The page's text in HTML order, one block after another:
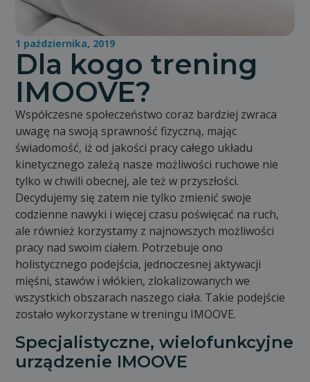
1 października, 2019
Dla kogo trening
IMOOVE?
Współczesne społeczeństwo coraz bardziej zwraca
uwagę na swoją sprawność fizyczną, mając
świadomość, iż od jakości pracy całego układu
kinetycznego zależą nasze możliwości ruchowe nie
tylko w chwili obecnej, ale też w przyszłości.
Decydujemy się zatem nie tylko zmienić swoje
codzienne nawyki i więcej czasu poświęcać na ruch,
ale również korzystamy z najnowszych możliwości
pracy nad swoim ciałem. Potrzebuje ono
holistycznego podejścia, jednoczesnej aktywacji
mięśni, stawów i włókien, zlokalizowanych we
wszystkich obszarach naszego ciała. Takie podejście
zostało wykorzystane w treningu IMOOVE.
Specjalistyczne, wielofunkcyjne
urządzenie IMOOVE